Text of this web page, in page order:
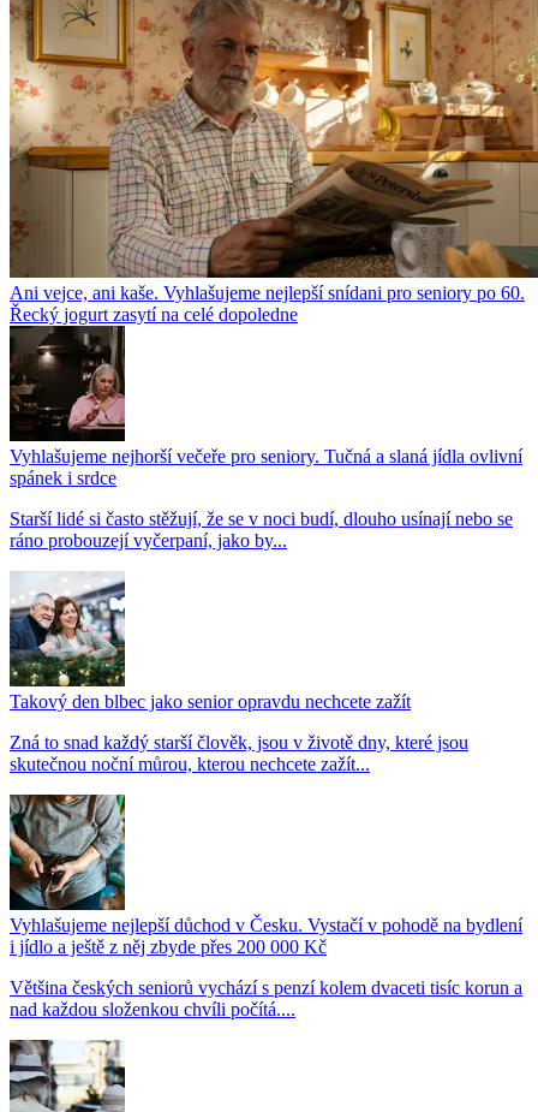
Ani vejce, ani kaše. Vyhlašujeme nejlepší snídani pro seniory po 60.
Řecký jogurt zasytí na celé dopoledne
Vyhlašujeme nejhorší večeře pro seniory. Tučná a slaná jídla ovlivní
spánek i srdce
Starší lidé si často stěžují, že se v noci budí, dlouho usínají nebo se
ráno probouzejí vyčerpaní, jako by...
Takový den blbec jako senior opravdu nechcete zažít
Zná to snad každý starší člověk, jsou v životě dny, které jsou
skutečnou noční můrou, kterou nechcete zažít...
Vyhlašujeme nejlepší důchod v Česku. Vystačí v pohodě na bydlení
i jídlo a ještě z něj zbyde přes 200 000 Kč
Většina českých seniorů vychází s penzí kolem dvaceti tisíc korun a
nad každou složenkou chvíli počítá....